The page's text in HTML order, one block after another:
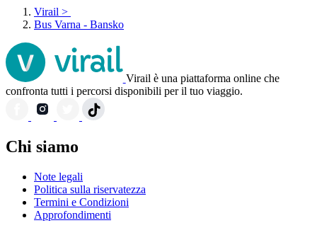
Virail >
Bus Varna - Bansko
Virail è una piattaforma online che
confronta tutti i percorsi disponibili per il tuo viaggio.
Chi siamo
Note legali
Politica sulla riservatezza
Termini e Condizioni
Approfondimenti